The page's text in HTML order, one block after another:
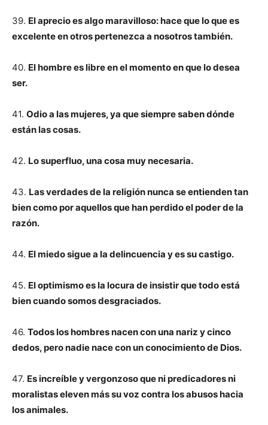
39. El aprecio es algo maravilloso: hace que lo que es
excelente en otros pertenezca a nosotros también.
40. El hombre es libre en el momento en que lo desea
ser.
41. Odio a las mujeres, ya que siempre saben dónde
están las cosas.
42. Lo superfluo, una cosa muy necesaria.
43. Las verdades de la religión nunca se entienden tan
bien como por aquellos que han perdido el poder de la
razón.
44. El miedo sigue a la delincuencia y es su castigo.
45. El optimismo es la locura de insistir que todo está
bien cuando somos desgraciados.
46. Todos los hombres nacen con una nariz y cinco
dedos, pero nadie nace con un conocimiento de Dios.
47. Es increíble y vergonzoso que ni predicadores ni
moralistas eleven más su voz contra los abusos hacia
los animales.